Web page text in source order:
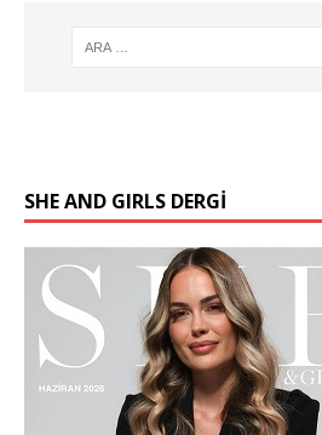
SHE AND GIRLS DERGİ